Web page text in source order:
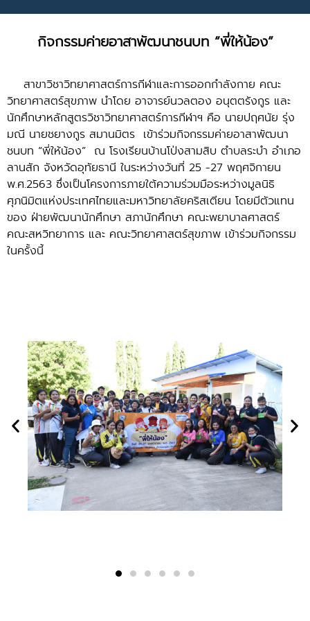
กิจกรรมค่ายอาสาพัฒนาชนบท “พี่ให้น้อง”
สาขาวิชาวิทยาศาสตร์การกีฬาและการออกกำลังกาย คณะ
วิทยาศาสตร์สุขภาพ นำโดย อาจารย์นวลตอง อนุตตรังกูร และ
นักศึกษาหลักสูตรวิชาวิทยาศาสตร์การกีฬาฯ คือ นายปฤศนัย รุ่ง
มณี นายชยางกูร สมานมิตร เข้าร่วมกิจกรรมค่ายอาสาพัฒนา
ชนบท “พี่ให้น้อง” ณ โรงเรียนบ้านโป่งสามสิบ ตำบลระบำ อำเภอ
ลานสัก จังหวัดอุทัยธานี ในระหว่างวันที่ 25 -27 พฤศจิกายน
พ.ศ.2563 ซึ่งเป็นโครงการภายใต้ความร่วมมือระหว่างมูลนิธิ
ศุภนิมิตแห่งประเทศไทยและมหาวิทยาลัยคริสเตียน โดยมีตัวแทน
ของ ฝ่ายพัฒนานักศึกษา สภานักศึกษา คณะพยาบาลศาสตร์
คณะสหวิทยาการ และ คณะวิทยาศาสตร์สุขภาพ เข้าร่วมกิจกรรม
ในครั้งนี้